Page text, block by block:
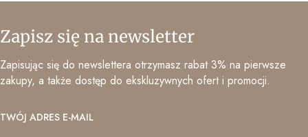
Zapisz się na newsletter
Zapisując się do newslettera otrzymasz rabat 3% na pierwsze
zakupy, a także dostęp do ekskluzywnych ofert i promocji.
TWÓJ ADRES E-MAIL